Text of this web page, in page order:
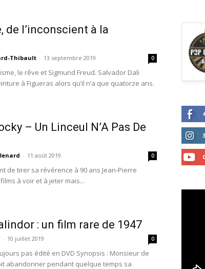
de l’inconscient à la
Thibault - 13 septembre 2019 0
le rêve et Sigmund Freud. Salvador Dali
à Figueras alors qu’il n’a que quatorze ans.
– Un Linceul N’A Pas De
- 11 août 2019 0
de tirer sa révérence à 90 ans Jean-Pierre
à voir et à jeter mais...
: un film rare de 1947
- 10 juillet 2019 0
pas édité en DVD Synopsis : Monsieur de
abandonner pendant quelque temps sa
0